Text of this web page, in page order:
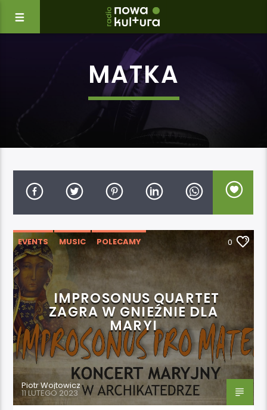
MATKA
EVENTS MUSIC
POLECAMY
WYDARZENIA
0
IMPROSONUS QUARTET
ZAGRA W GNIEŹNIE DLA
MARYI
Piotr Wojtowicz
11 LUTEGO 2023